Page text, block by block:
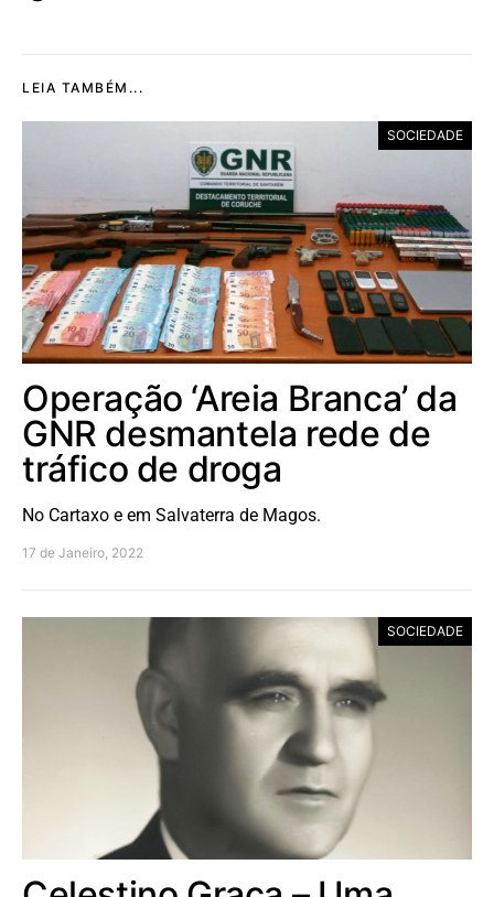
LEIA TAMBÉM...
SOCIEDADE
Operação ‘Areia Branca’ da
GNR desmantela rede de
tráfico de droga
No Cartaxo e em Salvaterra de Magos.
17 de Janeiro, 2022
SOCIEDADE